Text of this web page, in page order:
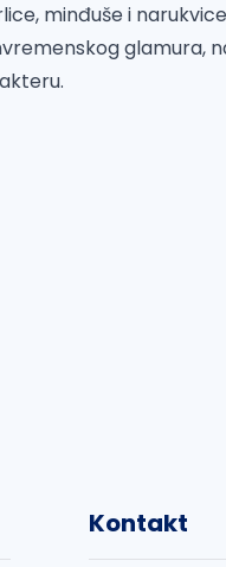
minđuše i
glamura,
Kontakt